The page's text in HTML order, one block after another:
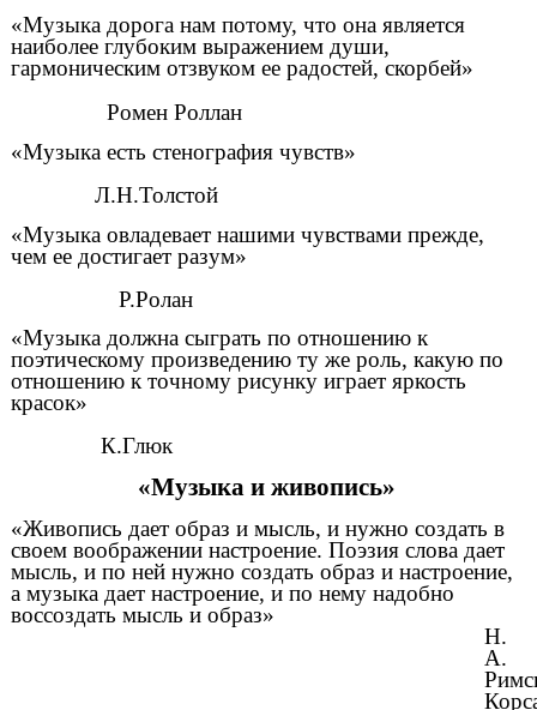
«Музыка дорога нам потому, что она является
наиболее глубоким выражением души,
гармоническим отзвуком ее радостей, скорбей»
Ромен Роллан
«Музыка есть стенография чувств»
Л.Н.Толстой
«Музыка овладевает нашими чувствами прежде,
чем ее достигает разум»
Р.Ролан
«Музыка должна сыграть по отношению к
поэтическому произведению ту же роль, какую по
отношению к точному рисунку играет яркость
красок»
К.Глюк
«Музыка и живопись»
«Живопись дает образ и мысль, и нужно создать в
своем воображении настроение. Поэзия слова дает
мысль, и по ней нужно создать образ и настроение,
а музыка дает настроение, и по нему надобно
воссоздать мысль и образ»
Н.
А.